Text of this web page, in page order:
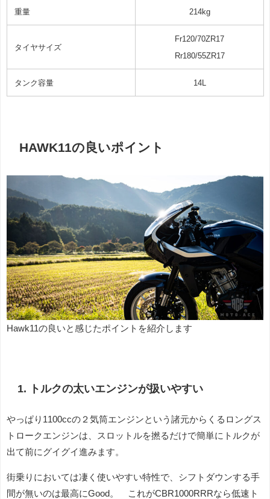
重量 214kg
タイヤサイズ
Fr120/70ZR17
Rr180/55ZR17
タンク容量 14L
HAWK11の良いポイント
Hawk11の良いと感じたポイントを紹介します
1. トルクの太いエンジンが扱いやすい
やっぱり1100ccの２気筒エンジンという諸元からくるロングス
トロークエンジンは、スロットルを撚るだけで簡単にトルクが
出て前にグイグイ進みます。
街乗りにおいては凄く使いやすい特性で、シフトダウンする手
間が無いのは最高にGood。 これがCBR1000RRRなら低速ト